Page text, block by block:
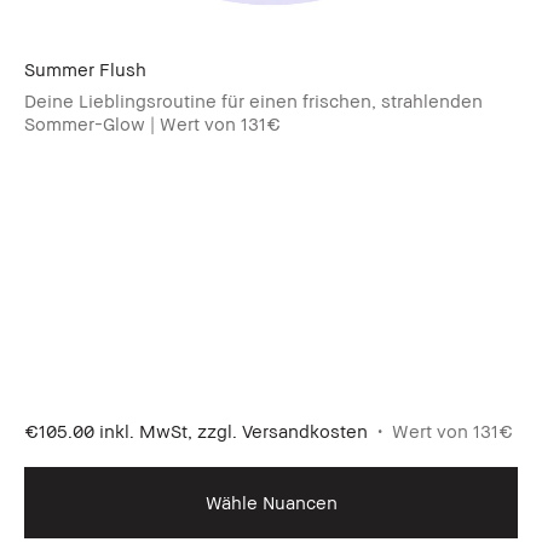
Summer Flush​
Deine Lieblingsroutine für einen frischen, strahlenden
Sommer-Glow | Wert von 131€
€105.00 inkl. MwSt, zzgl. Versandkosten Wert von 131€
Wähle Nuancen